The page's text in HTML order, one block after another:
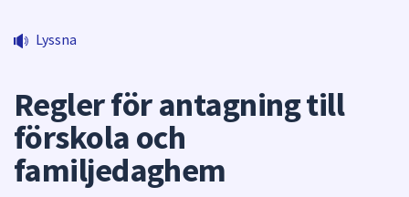
i
sökfältet
Lyssna
Regler för antagning till
förskola och
familjedaghem